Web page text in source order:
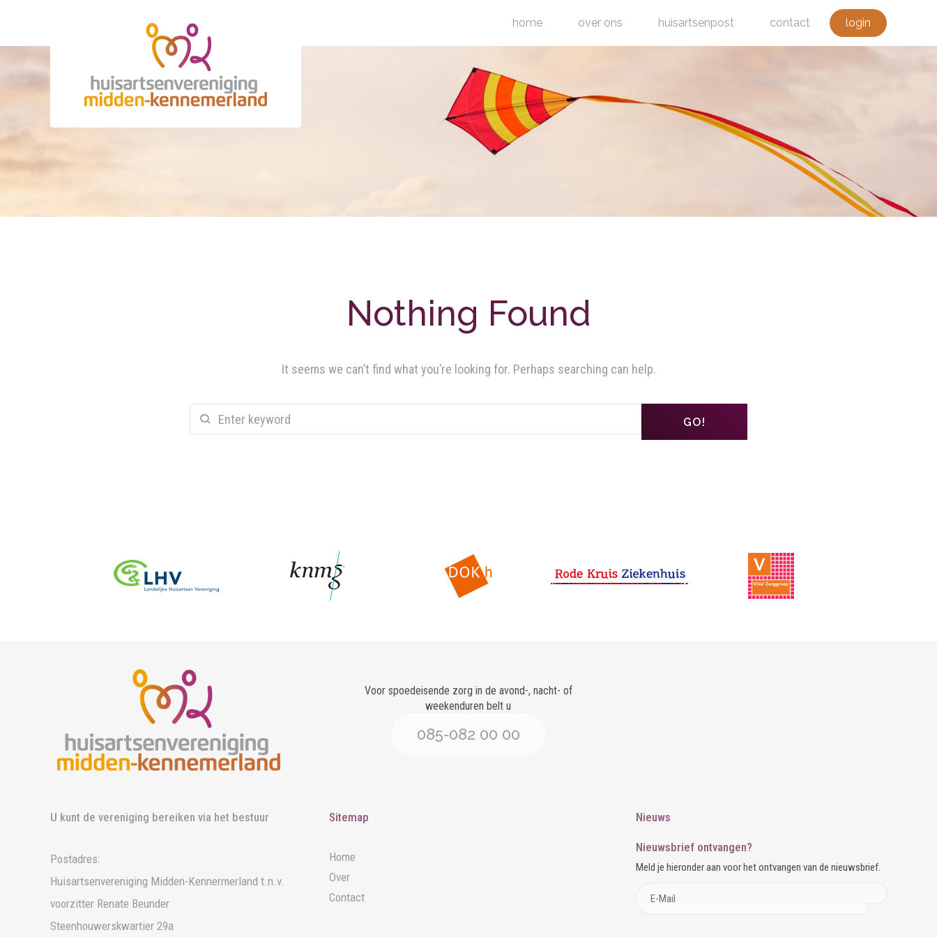
home over ons huisartsenpost contact login
Nothing Found
It seems we can’t find what you’re looking for. Perhaps searching can help.
GO!
Voor spoedeisende zorg in de avond-, nacht- of
weekenduren belt u
085-082 00 00
U kunt de vereniging bereiken via het bestuur
Postadres:
Huisartsenvereniging Midden-Kennermerland t.n.v.
voorzitter Renate Beunder
Steenhouwerskwartier 29a
Sitemap
Home
Over
Contact
Nieuws
Nieuwsbrief ontvangen?
Meld je hieronder aan voor het ontvangen van de nieuwsbrief.